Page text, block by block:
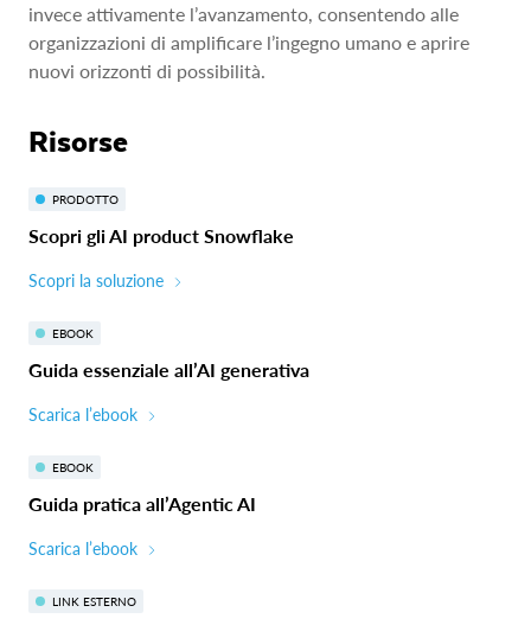
invece attivamente l’avanzamento, consentendo alle
organizzazioni di amplificare l’ingegno umano e aprire
nuovi orizzonti di possibilità.
Risorse
PRODOTTO
Scopri gli AI product Snowflake
Scopri la soluzione
EBOOK
Guida essenziale all’AI generativa
Scarica l’ebook
EBOOK
Guida pratica all’Agentic AI
Scarica l’ebook
LINK ESTERNO